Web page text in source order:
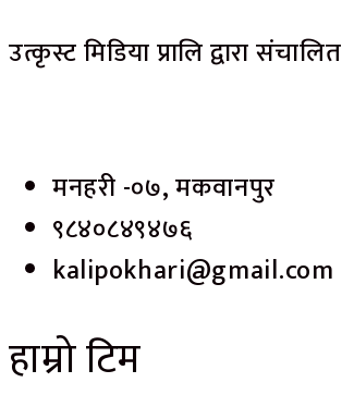
उत्कृस्ट मिडिया प्रालि द्वारा संचालित
मनहरी -०७, मकवानपुर
९८४०८४९४७६
kalipokhari@gmail.com
हाम्रो टिम